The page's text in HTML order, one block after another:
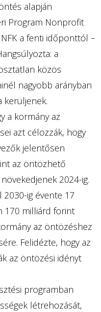
alapján
Program Nonprofit
a fenti időponttól –
a
közös
nagyobb arányban
kerüljenek.
a kormány az
azt célozzák, hogy
jelentősen
az öntözhető
2024-ig.
ig évente 17
170 milliárd forint
az öntözéshez
Felidézte, hogy az
az öntözési idényt
programban
létrehozását,